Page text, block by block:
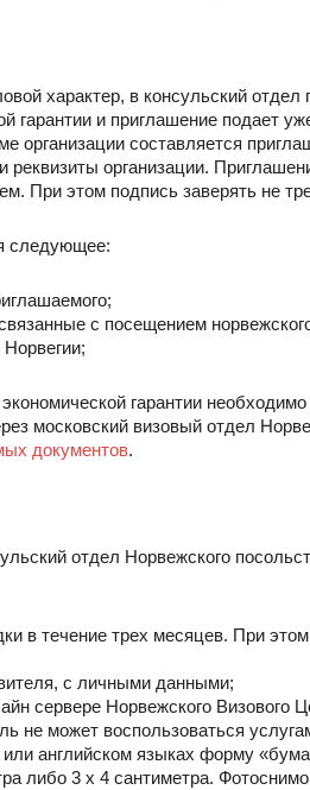
характер, в консульский отдел
гарантии и приглашение подает
организации составляется
организации.
При этом подпись заверять не
следующее:
с посещением
гарантии
московский визовый отдел
документов.
отдел Норвежского
в течение трех месяцев. При
с личными данными;
сервере Норвежского Визового
не может воспользоваться
английском языках форму
либо 3 х 4 сантиметра.